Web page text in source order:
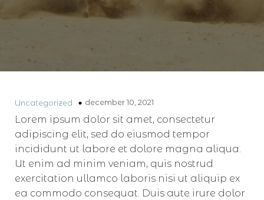
Uncategorized december 10, 2021
Lorem ipsum dolor sit amet, consectetur
adipiscing elit, sed do eiusmod tempor
incididunt ut labore et dolore magna aliqua.
Ut enim ad minim veniam, quis nostrud
exercitation ullamco laboris nisi ut aliquip ex
ea commodo consequat. Duis aute irure dolor